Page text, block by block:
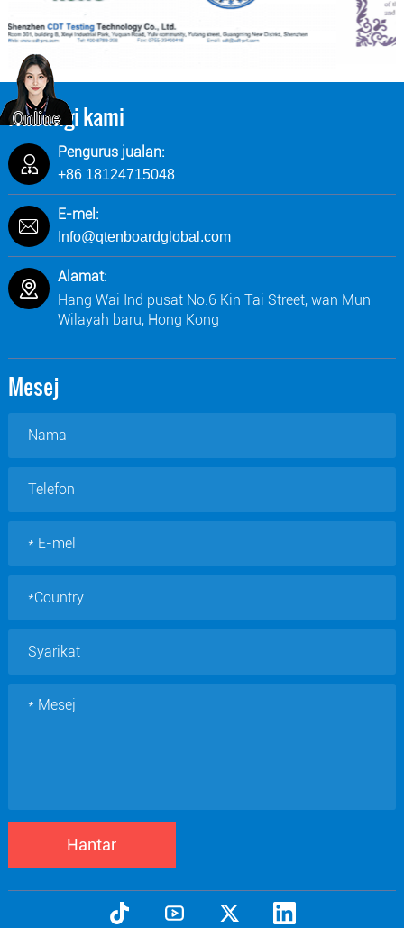
Hubungi kami
Pengurus jualan:
+86 18124715048
E-mel:
Info@qtenboardglobal.com
Alamat:
Hang Wai Ind pusat No.6 Kin Tai Street, wan Mun
Wilayah baru, Hong Kong
Mesej
Hantar